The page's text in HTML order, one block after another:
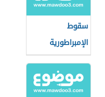
سقوط
الإمبراطورية
الرومانية